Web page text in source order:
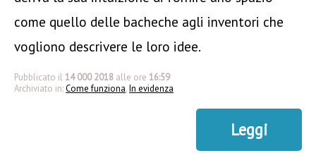
come quello delle bacheche agli inventori che
vogliono descrivere le loro idee.
Pubblicato il 14 000 2018 alle ore 16:59
Archiviato in:Come funziona,In evidenza
Leggi